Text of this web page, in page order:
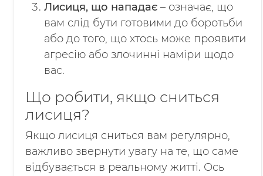
Лисиця, що нападає – означає, що
вам слід бути готовими до боротьби
або до того, що хтось може проявити
агресію або злочинні наміри щодо
вас.
Що робити, якщо сниться
лисиця?
Якщо лисиця сниться вам регулярно,
важливо звернути увагу на те, що саме
відбувається в реальному житті. Ось